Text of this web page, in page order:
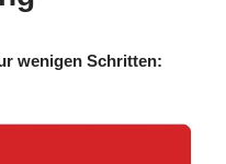
wenigen Schritten: